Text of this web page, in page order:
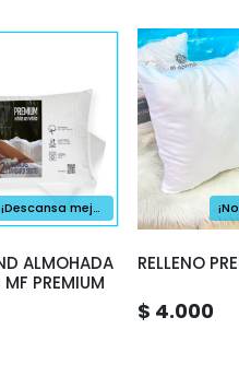
¡Descansa mejor, despierta renovado!
ALMOHADA
MF PREMIUM
RELLENO
$ 4.000